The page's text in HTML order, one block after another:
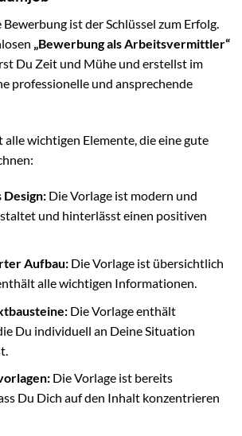
ist der Schlüssel zum Erfolg.
„Bewerbung als Arbeitsvermittler“
Du Zeit und Mühe und erstellst im
professionelle und ansprechende
wichtigen Elemente, die eine gute
Design:Die Vorlage ist modern und
und hinterlässt einen positiven
Aufbau:Die Vorlage ist übersichtlich
alle wichtigen Informationen.
Die Vorlage enthält
Du individuell an Deine Situation
Die Vorlage ist bereits
Du Dich auf den Inhalt konzentrieren